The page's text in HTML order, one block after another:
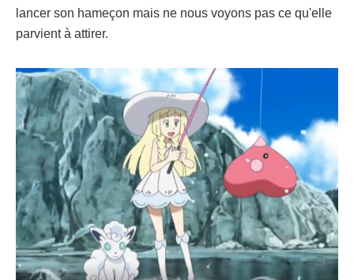
lancer son hameçon mais ne nous voyons pas ce qu'elle
parvient à attirer.